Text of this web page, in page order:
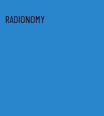
RADIONOMY